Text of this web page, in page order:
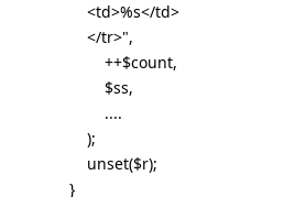
<td>%s</td>
</tr>",
++$count,
$ss,
....
);
unset($r);
}